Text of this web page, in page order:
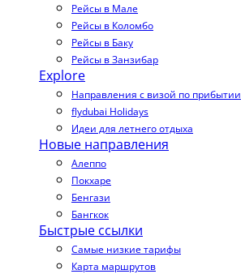
Рейсы в Мале
Рейсы в Коломбо
Рейсы в Баку
Рейсы в Занзибар
Explore
Направления с визой по прибытии
flydubai Holidays
Идеи для летнего отдыха
Новые направления
Алеппо
Покхаре
Бенгази
Бангкок
Быстрые ссылки
Самые низкие тарифы
Карта маршрутов